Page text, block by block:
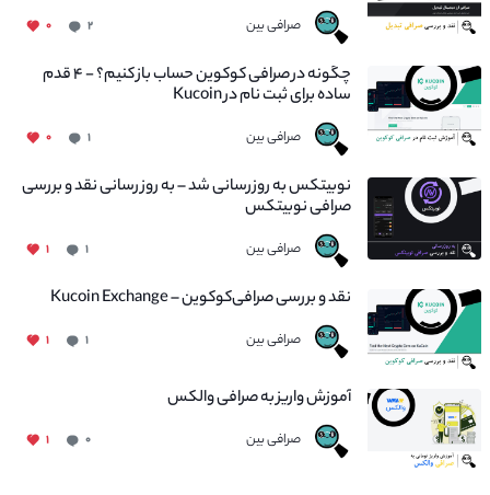
صرافی بین ۲ ۰
چگونه در صرافی کوکوین حساب باز کنیم؟ - ۴ قدم
ساده برای ثبت نام در Kucoin
صرافی بین ۱ ۰
نوبیتکس به روزرسانی شد – به روز رسانی نقد و بررسی
صرافی نوبیتکس
صرافی بین ۱ ۱
نقد و بررسی صرافی‌کوکوین – Kucoin Exchange
صرافی بین ۱ ۱
آموزش واریز به صرافی والکس
صرافی بین ۰ ۱